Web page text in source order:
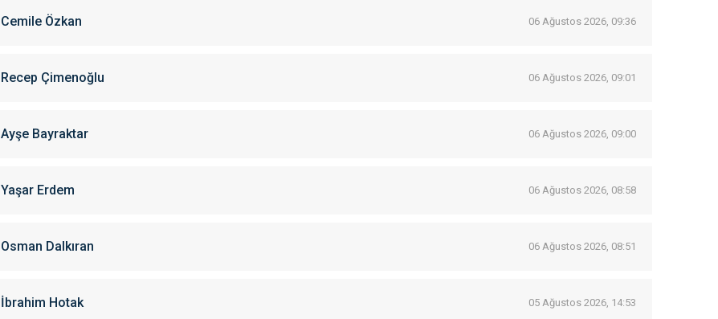
Cemile Özkan 06 Ağustos 2026, 09:36
Recep Çimenoğlu 06 Ağustos 2026, 09:01
Ayşe Bayraktar 06 Ağustos 2026, 09:00
Yaşar Erdem 06 Ağustos 2026, 08:58
Osman Dalkıran 06 Ağustos 2026, 08:51
İbrahim Hotak 05 Ağustos 2026, 14:53